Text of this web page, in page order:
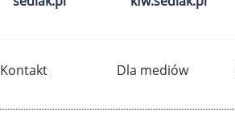
Kontakt Dla mediów